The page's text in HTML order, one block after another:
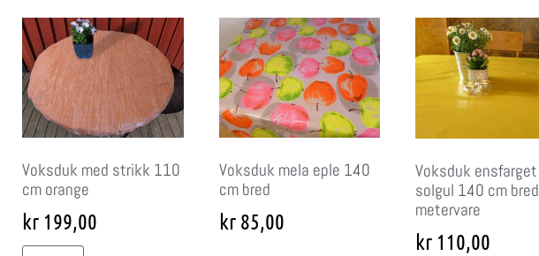
Voksduk med strikk 110
cm orange
kr 199,00
Voksduk mela eple 140
cm bred
kr85,00
Voksduk ensfarget
solgul 140 cm bred
metervare
kr 110,00